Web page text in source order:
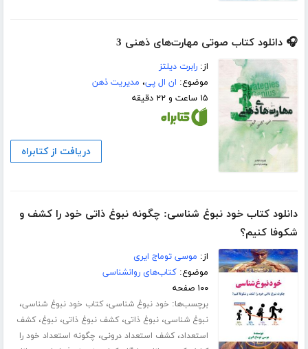
🎧 دانلود کتاب صوتی مهارت‌های ذهنی 3
از:رابرت دیلتز
موضوع: ان ال پی، مدیریت ذهن
۱۵ ساعت و ۲۲ دقیقه
دریافت از کتابراه
دانلود کتاب خود نبوغ شناسی: چگونه نبوغ ذاتی خود را کشف و
شکوفا کنیم؟
از: موسی توماج ایری
موضوع:کتاب‌های روانشناسی
۱۰۰ صفحه
برچسب‌ها: خود نبوغ شناسی،کتاب خود نبوغ شناسی،
نبوغ شناسی،نبوغ ذاتی،کشف نبوغ ذاتی،نبوغ،کشف
استعداد،کشف استعداد درونی، چگونه استعداد خود را